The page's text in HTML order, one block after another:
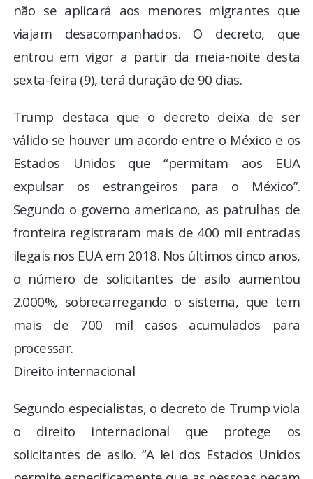
não se aplicará aos menores migrantes que
viajam desacompanhados. O decreto, que
entrou em vigor a partir da meia-noite desta
sexta-feira (9), terá duração de 90 dias.
Trump destaca que o decreto deixa de ser
válido se houver um acordo entre o México e os
Estados Unidos que “permitam aos EUA
expulsar os estrangeiros para o México”.
Segundo o governo americano, as patrulhas de
fronteira registraram mais de 400 mil entradas
ilegais nos EUA em 2018. Nos últimos cinco anos,
o número de solicitantes de asilo aumentou
2.000%, sobrecarregando o sistema, que tem
mais de 700 mil casos acumulados para
processar.
Direito internacional
Segundo especialistas, o decreto de Trump viola
o direito internacional que protege os
solicitantes de asilo. “A lei dos Estados Unidos